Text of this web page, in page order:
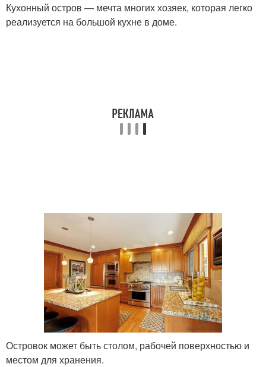
Кухонный остров — мечта многих хозяек, которая легко
реализуется на большой кухне в доме.
Островок может быть столом, рабочей поверхностью и
местом для хранения.